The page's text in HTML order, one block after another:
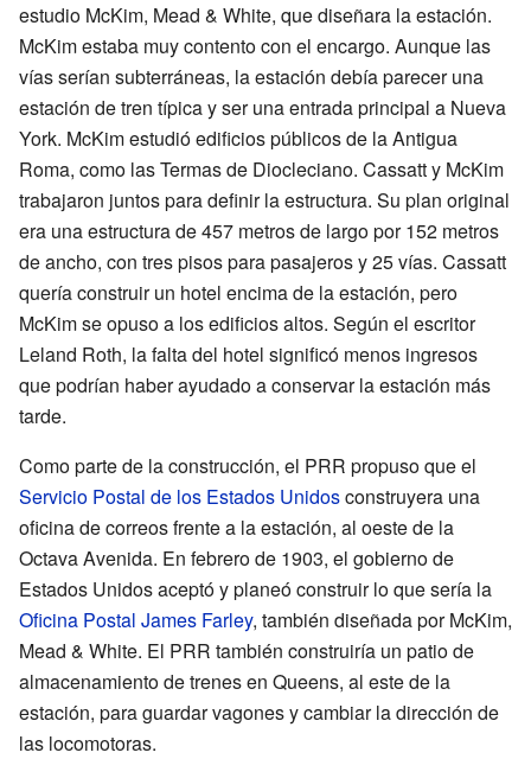
estudio McKim, Mead & White, que diseñara la estación.
McKim estaba muy contento con el encargo. Aunque las
vías serían subterráneas, la estación debía parecer una
estación de tren típica y ser una entrada principal a Nueva
York. McKim estudió edificios públicos de la Antigua
Roma, como las Termas de Diocleciano. Cassatt y McKim
trabajaron juntos para definir la estructura. Su plan original
era una estructura de 457 metros de largo por 152 metros
de ancho, con tres pisos para pasajeros y 25 vías. Cassatt
quería construir un hotel encima de la estación, pero
McKim se opuso a los edificios altos. Según el escritor
Leland Roth, la falta del hotel significó menos ingresos
que podrían haber ayudado a conservar la estación más
tarde.
Como parte de la construcción, el PRR propuso que el
Servicio Postal de los Estados Unidosconstruyera una
oficina de correos frente a la estación, al oeste de la
Octava Avenida. En febrero de 1903, el gobierno de
Estados Unidos aceptó y planeó construir lo que sería la
Oficina Postal James Farley, también diseñada por McKim,
Mead & White. El PRR también construiría un patio de
almacenamiento de trenes en Queens, al este de la
estación, para guardar vagones y cambiar la dirección de
las locomotoras.